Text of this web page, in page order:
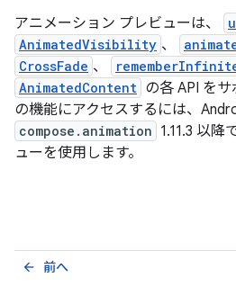
アニメーション プレビューは、
AnimatedVisibility 、
CrossFade 、
AnimatedContent の各 API を
の機能にアクセスするには、
compose.animation 1.11.3 以降
ューを使用します。
前へ
arrow_back